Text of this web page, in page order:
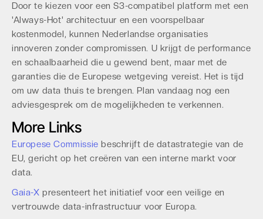
Door te kiezen voor een S3-compatibel platform met een
'Always-Hot' architectuur en een voorspelbaar
kostenmodel, kunnen Nederlandse organisaties
innoveren zonder compromissen. U krijgt de performance
en schaalbaarheid die u gewend bent, maar met de
garanties die de Europese wetgeving vereist. Het is tijd
om uw data thuis te brengen. Plan vandaag nog een
adviesgesprek om de mogelijkheden te verkennen.
More Links
Europese Commissie beschrijft de datastrategie van de
EU, gericht op het creëren van een interne markt voor
data.
Gaia-X presenteert het initiatief voor een veilige en
vertrouwde data-infrastructuur voor Europa.